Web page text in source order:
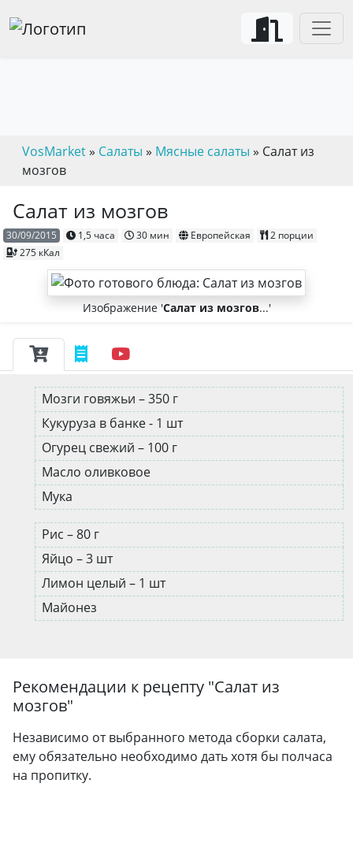
VosMarket» Салаты » Мясные салаты » Салат из
мозгов
Салат из мозгов
30/09/2015 1,5 часа 30 мин Европейская
2 порции
275 кКал
Изображение 'Салат из мозгов...'
Мозги говяжьи – 350 г
Кукуруза в банке - 1 шт
Огурец свежий – 100 г
Масло оливковое
Мука
Рис – 80 г
Яйцо – 3 шт
Лимон целый – 1 шт
Майонез
Рекомендации к рецепту "Салат из
мозгов"
Независимо от выбранного метода сборки салата,
ему обязательно необходимо дать хотя бы полчаса
на пропитку.